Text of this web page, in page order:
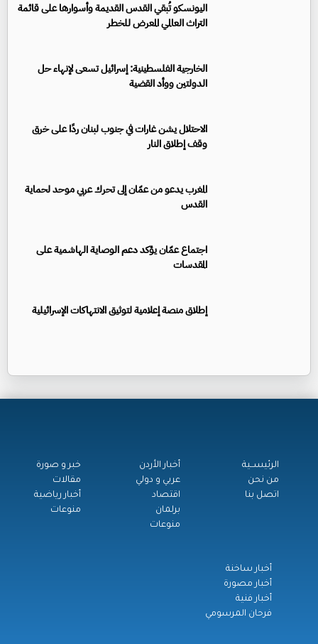
اليونسكو تُبقي القدس القديمة وأسوارها على قائمة
التراث العالمي المعرض للخطر
الخارجية الفلسطينية: إسرائيل تسعى لإنهاء حل
الدولتين ووأد القضية
الاحتلال يشن غارات في جنوب لبنان ردًا على خرق
وقف إطلاق النار
المغرب يدعو من عمّان إلى تحرك عربي موحد لحماية
القدس
اجتماع عمّان يؤكد دعم الوصاية الهاشمية على
المقدسات
إطلاق منصة إعلامية لتوثيق الانتهاكات الإسرائيلية
الرئيســية
من نحن
اتصل بنا
أخبار الأردن
عربي و دولي
اقتصاد
برلمان
منوعات
خبر و صورة
مقالات
أخبار رياضية
منوعات
أخبار ساخنة
أخبار مصورة
أخبار فنية
فرحان المرسومي